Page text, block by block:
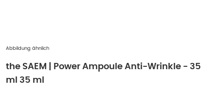
Abbildung ähnlich
the SAEM | Power Ampoule Anti-Wrinkle - 35
ml 35 ml